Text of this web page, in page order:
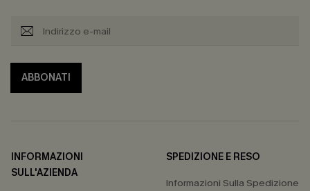
ABBONATI
INFORMAZIONI
SULL'AZIENDA
SPEDIZIONE E RESO
Informazioni Sulla Spedizione